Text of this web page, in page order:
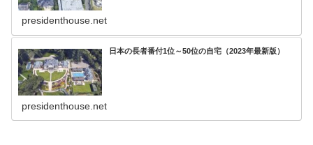
presidenthouse.net
日本の長者番付1位～50位の自宅（2023年最新版）
presidenthouse.net